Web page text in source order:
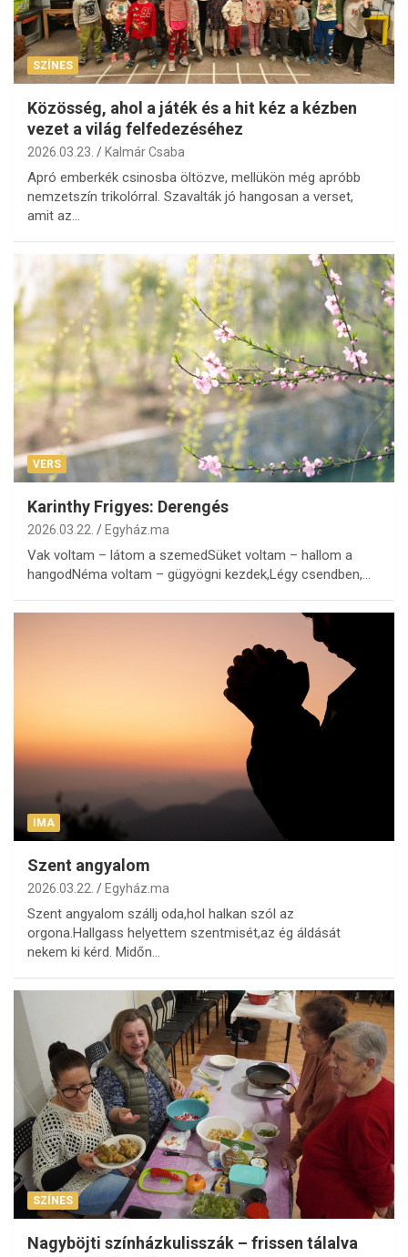
SZÍNES
Közösség, ahol a játék és a hit kéz a kézben
vezet a világ felfedezéséhez
2026.03.23. Kalmár Csaba
Apró emberkék csinosba öltözve, mellükön még apróbb
nemzetszín trikolórral. Szavalták jó hangosan a verset,
amit az…
VERS
Karinthy Frigyes: Derengés
2026.03.22. Egyház.ma
Vak voltam – látom a szemedSüket voltam – hallom a
hangodNéma voltam – gügyögni kezdek,Légy csendben,…
IMA
Szent angyalom
2026.03.22. Egyház.ma
Szent angyalom szállj oda,hol halkan szól az
orgona.Hallgass helyettem szentmisét,az ég áldását
nekem ki kérd. Midőn…
SZÍNES
Nagyböjti színházkulisszák – frissen tálalva